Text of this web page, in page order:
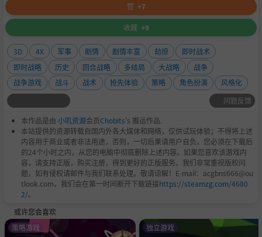
赞 +7
收藏 +9
3D 4X 军事 剧情 剧情丰富 劫掠
即时战术
即时战略
历史 回合战略 多结局 大战略
战争
战争游戏
战斗 战术 抢先体验 策略 角色扮演
风格化
问题反馈
本作品是由 小叽资源会员Chobits's 搬运作品.
本站提供的资源转载自国内外各大媒体和网络，仅供试玩体验；不得将上述
内容用于商业或者非法用途，否则，一切后果请用户自负。您必须在下载后
的24个小时之内，从您的电脑中彻底删除上述内容。如果您喜欢该游戏内
容，请支持正版，购买注册，得到更好的正版服务。我们非常重视版权问
题，如有侵权请邮件与我们联系处理。敬请谅解！E-mail：acgbns666@ou
tlook.com，我们会在第一时间断开下载链接https://steamzg.com/4680
2/。
或许您会喜欢
策略游戏 独立游戏